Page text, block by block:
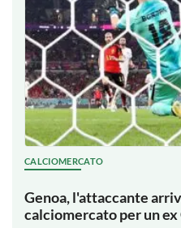
CALCIOMERCATO
Genoa, l'attaccante
calciomercato per un ex